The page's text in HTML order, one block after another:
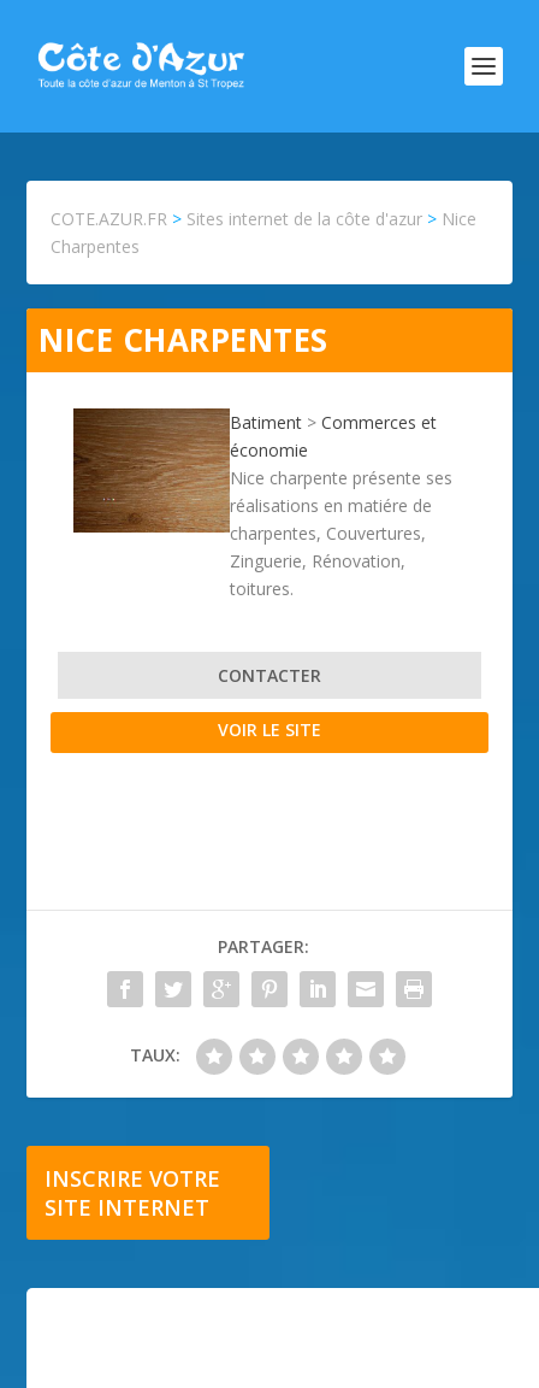
COTE.AZUR.FR > Sites internet de la côte d'azur > Nice
Charpentes
NICE CHARPENTES
Batiment >Commerces et
économie
Nice charpente présente ses
réalisations en matiére de
charpentes, Couvertures,
Zinguerie, Rénovation,
toitures.
CONTACTER
VOIR LE SITE
PARTAGER:
TAUX:
INSCRIRE VOTRE
SITE INTERNET